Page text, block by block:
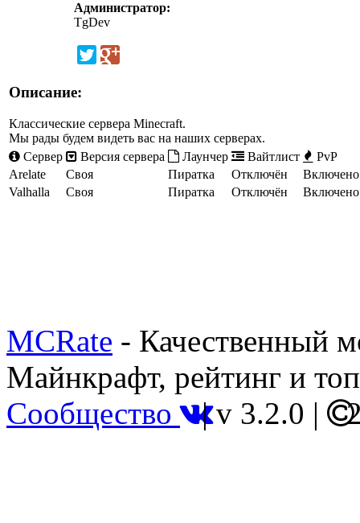
Администратор:
TgDev
Описание:
Классические серверa Minecraft.
Мы рады будем видеть вас на наших серверах.
Сервер
Версия сервера Лаунчер Вайтлист
PvP
Arelate
Своя Пиратка Отключён
Включено
Valhalla
Своя Пиратка Отключён Включено
MCRate - Качественный
Майнкрафт, рейтинг и
Сообщество |v 3.2.0 |